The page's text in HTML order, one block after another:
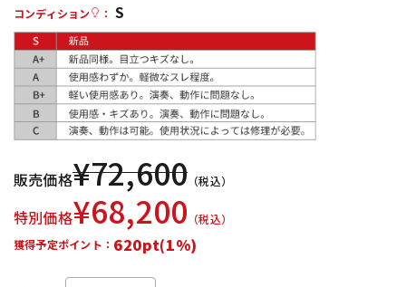
配信/ライブ機器
中古
コンディション
： S
販売価格¥72,600 （税込）
特別価格¥68,200 （税込）
獲得予定ポイント： 620pt(1%)